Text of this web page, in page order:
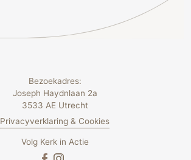
Bezoekadres:
Joseph Haydnlaan 2a
3533 AE Utrecht
Privacyverklaring & Cookies
Volg Kerk in Actie